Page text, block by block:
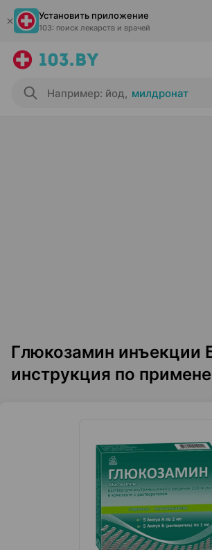
Установить приложение
103: поиск лекарств и врачей
Например: йод, милдронат
Глюкозамин инъекции
инструкция по